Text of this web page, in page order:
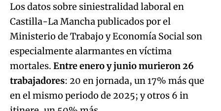
Los datos sobre siniestralidad laboral en
Castilla-La Mancha publicados por el
Ministerio de Trabajo y Economía Social son
especialmente alarmantes en víctima
mortales. Entre enero y junio murieron 26
trabajadores: 20 en jornada, un 17% más que
en el mismo periodo de 2025; y otros 6 in
Algo salió mal.